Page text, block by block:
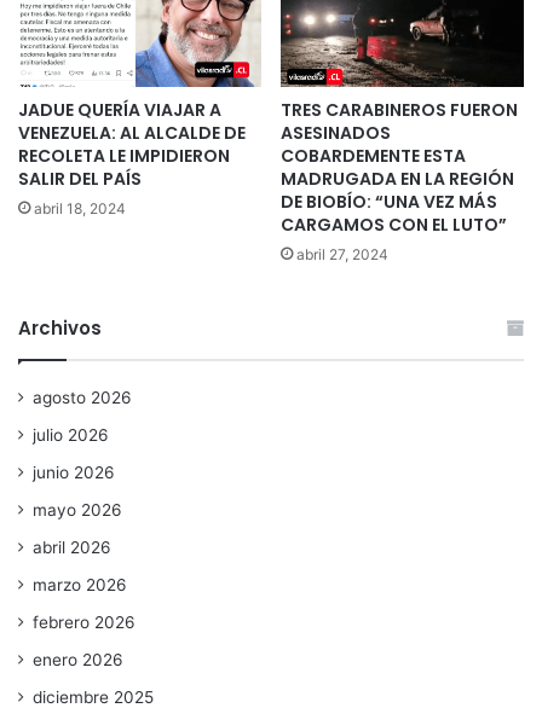
JADUE QUERÍA VIAJAR A
VENEZUELA: AL ALCALDE DE
RECOLETA LE IMPIDIERON
SALIR DEL PAÍS
abril 18, 2024
TRES CARABINEROS FUERON
ASESINADOS
COBARDEMENTE ESTA
MADRUGADA EN LA REGIÓN
DE BIOBÍO: “UNA VEZ MÁS
CARGAMOS CON EL LUTO”
abril 27, 2024
Archivos
agosto 2026
julio 2026
junio 2026
mayo 2026
abril 2026
marzo 2026
febrero 2026
enero 2026
diciembre 2025